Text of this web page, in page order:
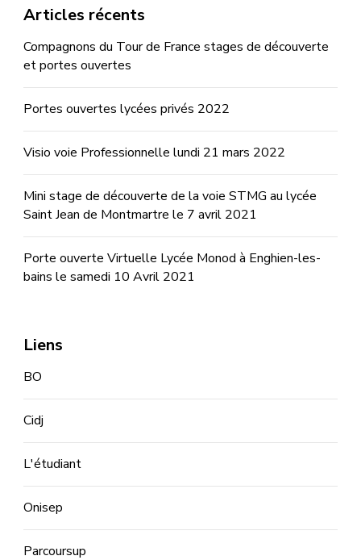
Articles récents
Compagnons du Tour de France stages de découverte
et portes ouvertes
Portes ouvertes lycées privés 2022
Visio voie Professionnelle lundi 21 mars 2022
Mini stage de découverte de la voie STMG au lycée
Saint Jean de Montmartre le 7 avril 2021
Porte ouverte Virtuelle Lycée Monod à Enghien-les-
bains le samedi 10 Avril 2021
Liens
BO
Cidj
L'étudiant
Onisep
Parcoursup